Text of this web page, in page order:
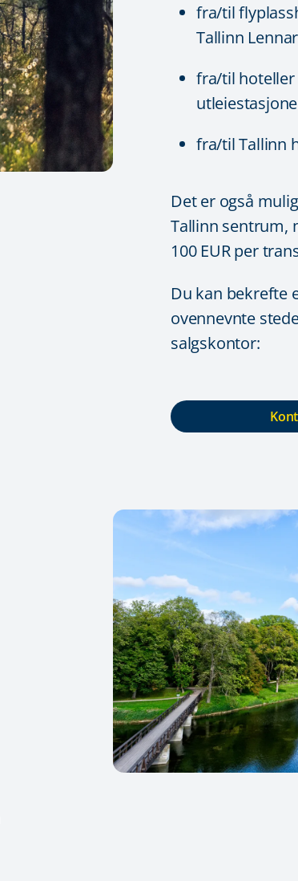
fra/til
Tallinn
fra/til hoteller
fra/til Tallinn
Det er også
Tallinn sentrum,
100 EUR per
Du kan bekrefte
ovennevnte
salgskontor: